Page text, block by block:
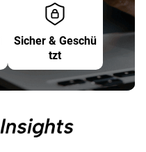
Sicher & Geschü
tzt